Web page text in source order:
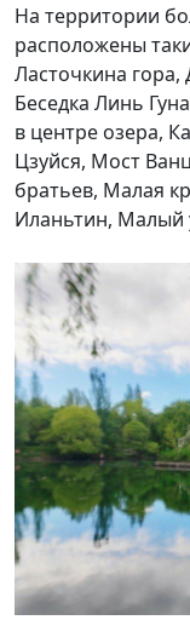
На территории
расположены
Ласточкина гора,
Беседка Линь
в центре озера,
Цзуйся, Мост
братьев, Малая
Иланьтин, Малый